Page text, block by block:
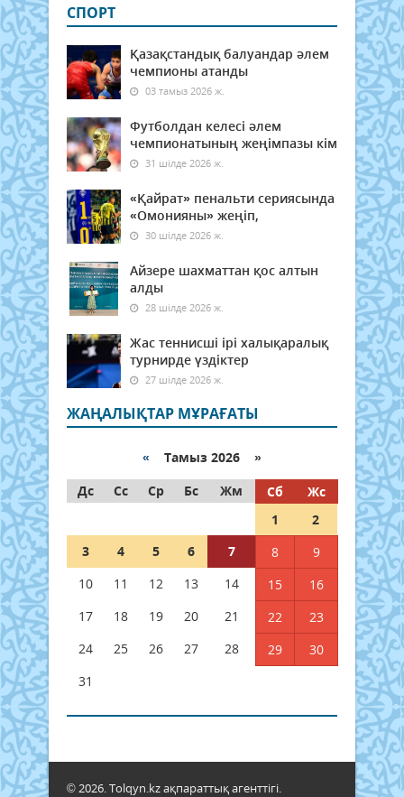
СПОРТ
Қазақстандық балуандар әлем
чемпионы атанды
03 тамыз 2026 ж.
Футболдан келесі әлем
чемпионатының жеңімпазы кім
31 шілде 2026 ж.
«Қайрат» пенальти сериясында
«Омонияны» жеңіп,
30 шілде 2026 ж.
Айзере шахматтан қос алтын
алды
28 шілде 2026 ж.
Жас теннисші ірі халықаралық
турнирде үздіктер
27 шілде 2026 ж.
ЖАҢАЛЫҚТАР МҰРАҒАТЫ
« Тамыз 2026 »
Дс
Сс Ср Бс Жм Сб
Жс
1
2
3
4 5 6 7 8
9
10
11 12 13 14 15
16
17
18 19 20 21 22
23
24
25 26 27 28 29
30
31
© 2026. Tolqyn.kz ақпараттық агенттігі.